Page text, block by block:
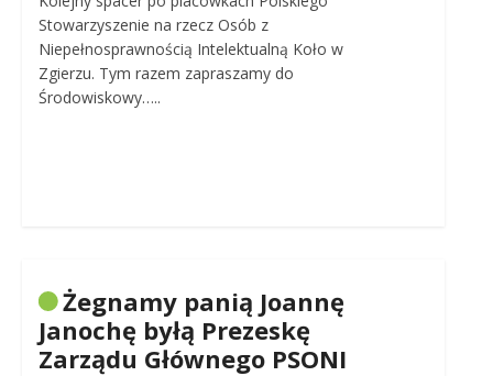
Stowarzyszenie na rzecz Osób z
Niepełnosprawnością Intelektualną Koło w
Zgierzu. Tym razem zapraszamy do
Środowiskowy…..
Żegnamy panią Joannę
Janochę byłą Prezeskę
Zarządu Głównego PSONI